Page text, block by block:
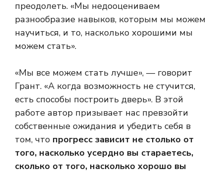
преодолеть. «Мы недооцениваем
разнообразие навыков, которым мы можем
научиться, и то, насколько хорошими мы
можем стать».
«Мы все можем стать лучше», — говорит
Грант. «А когда возможность не стучится,
есть способы построить дверь». В этой
работе автор призывает нас превзойти
собственные ожидания и убедить себя в
том, что прогресс зависит не столько от
того, насколько усердно вы стараетесь,
сколько от того, насколько хорошо вы